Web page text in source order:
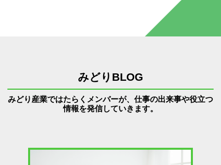
みどりBLOG
みどり産業ではたらくメンバーが、仕事の出来事や役立つ
情報を発信していきます。